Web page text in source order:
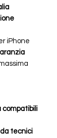
iPhone
compatibili
tecnici